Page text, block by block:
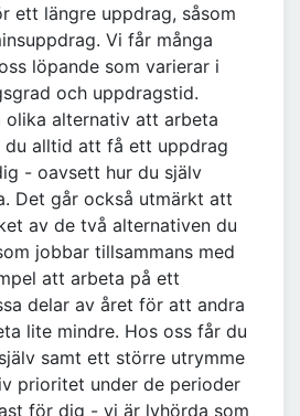
ett längre uppdrag, såsom
Vi får många
löpande som varierar i
och uppdragstid.
olika alternativ att arbeta
du alltid att få ett uppdrag
- oavsett hur du själv
Det går också utmärkt att
av de två alternativen du
jobbar tillsammans med
att arbeta på ett
delar av året för att andra
lite mindre. Hos oss får du
samt ett större utrymme
prioritet under de perioder
för dig - vi är lyhörda som